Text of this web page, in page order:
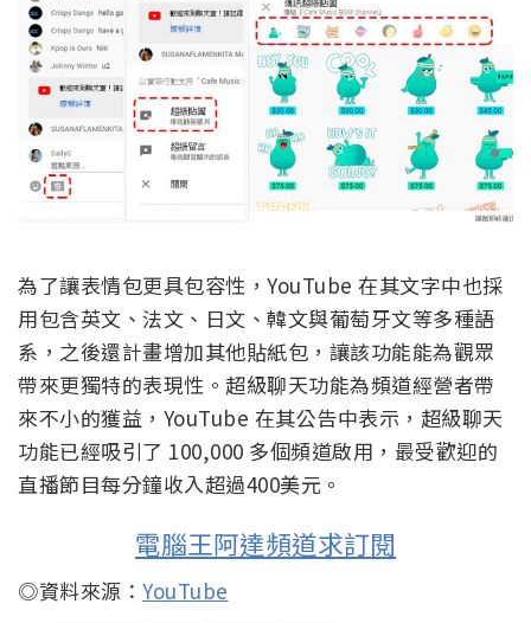
為了讓表情包更具包容性，YouTube 在其文字中也採
用包含英文、法文、日文、韓文與葡萄牙文等多種語
系，之後還計畫增加其他貼紙包，讓該功能能為觀眾
帶來更獨特的表現性。超級聊天功能為頻道經營者帶
來不小的獲益，YouTube 在其公告中表示，超級聊天
功能已經吸引了 100,000 多個頻道啟用，最受歡迎的
直播節目每分鐘收入超過400美元。
電腦王阿達頻道求訂閱
◎資料來源： YouTube